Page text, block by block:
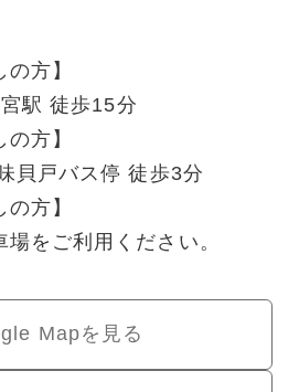
の方】
駅 徒歩15分
の方】
貝戸バス停 徒歩3分
の方】
をご利用ください。
Mapを見る